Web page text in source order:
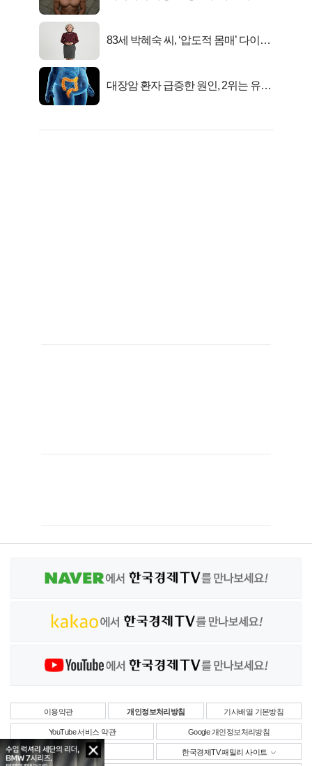
83세 박혜숙 씨, ‘압도적 몸매’ 다이어
대장암 환자 급증한 원인, 2위는 유산
이용약관 개인정보처리방침 기사배열 기본방침
YouTube 서비스 약관 Google 개인정보처리방침
사업자정보 한국경제TV 패밀리 사이트